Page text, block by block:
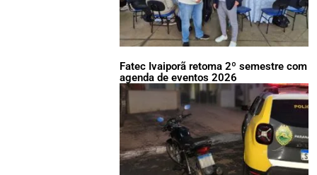
Fatec Ivaiporã retoma 2º semestre com
agenda de eventos 2026